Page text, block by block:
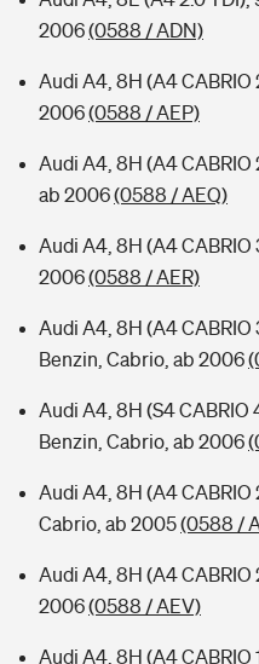
2006(0588 / ADN)
Audi A4, 8H (A4 CABRIO
2006(0588 / AEP)
Audi A4, 8H (A4 CABRIO
ab 2006(0588 / AEQ)
Audi A4, 8H (A4 CABRIO
2006(0588 / AER)
Audi A4, 8H (A4 CABRIO
Benzin, Cabrio, ab 2006
Audi A4, 8H (S4 CABRIO
Benzin, Cabrio, ab 2006
Audi A4, 8H (A4 CABRIO
Cabrio, ab 2005(0588 /
Audi A4, 8H (A4 CABRIO
2006(0588 / AEV)
Audi A4, 8H (A4 CABRIO